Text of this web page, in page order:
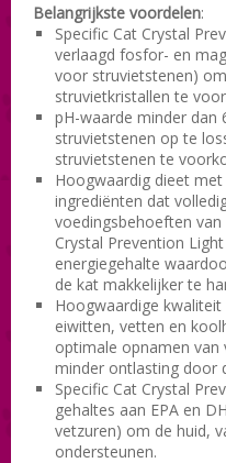
Belangrijkste voordelen:
Specific Cat Crystal
verlaagd fosfor- en
voor struvietstenen)
struvietkristallen te
pH-waarde minder dan
struvietstenen op te
struvietstenen te
Hoogwaardig dieet
ingrediënten dat
voedingsbehoeften
Crystal Prevention
energiegehalte
de kat makkelijker te
Hoogwaardige
eiwitten, vetten en
optimale opnamen
minder ontlasting door
Specific Cat Crystal
gehaltes aan EPA en
vetzuren) om de huid,
ondersteunen.